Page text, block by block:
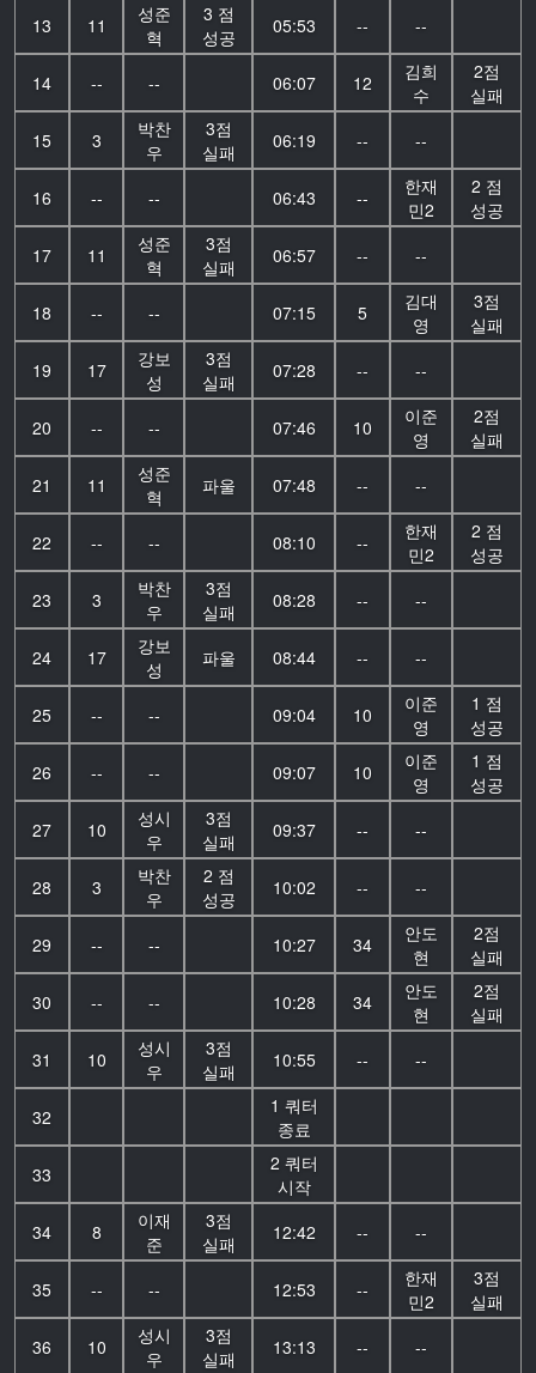
13
11
성준
혁
3 점
성공
05:53 -- --
14 -- -- 06:07 12
김희
수
2점
실패
15
3
박찬
우
3점
실패
06:19 -- --
16 -- -- 06:43 --
한재
민2
2 점
성공
17
11
성준
혁
3점
실패
06:57 -- --
18 -- -- 07:15 5
김대
영
3점
실패
19
17
강보
성
3점
실패
07:28 -- --
20 -- -- 07:46 10
이준
영
2점
실패
21
11
성준
혁
파울 07:48 -- --
22 -- -- 08:10 --
한재
민2
2 점
성공
23
3
박찬
우
3점
실패
08:28 -- --
24 17
강보
성
파울 08:44 -- --
25 -- -- 09:04 10
이준
영
1 점
성공
26
-- -- 09:07 10
이준
영
1 점
성공
27
10
성시
우
3점
실패
09:37 -- --
28 3
박찬
우
2 점
성공
10:02 -- --
29 -- -- 10:27 34
안도
현
2점
실패
30
-- -- 10:28 34
안도
현
2점
실패
31
10
성시
우
3점
실패
10:55 -- --
32
1 쿼터
종료
33
2 쿼터
시작
34
8
이재
준
3점
실패
12:42 -- --
35 -- -- 12:53 --
한재
민2
3점
실패
36
10
성시
우
3점
실패
13:13 -- --